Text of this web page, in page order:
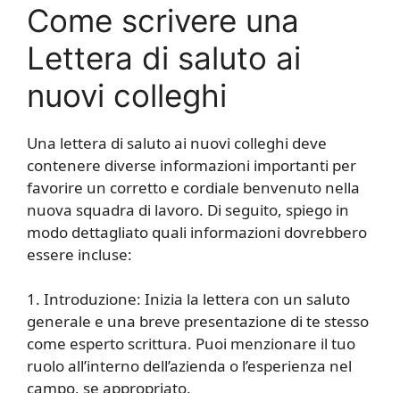
Come scrivere una
Lettera di saluto ai
nuovi colleghi
Una lettera di saluto ai nuovi colleghi deve
contenere diverse informazioni importanti per
favorire un corretto e cordiale benvenuto nella
nuova squadra di lavoro. Di seguito, spiego in
modo dettagliato quali informazioni dovrebbero
essere incluse:
1. Introduzione: Inizia la lettera con un saluto
generale e una breve presentazione di te stesso
come esperto scrittura. Puoi menzionare il tuo
ruolo all’interno dell’azienda o l’esperienza nel
campo, se appropriato.